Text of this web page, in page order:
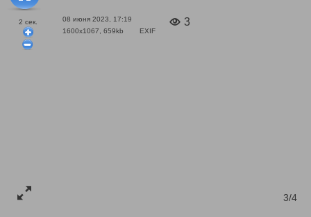
2 сек.
08 июня 2023, 17:19
1600x1067, 659kb
EXIF
3
3/4